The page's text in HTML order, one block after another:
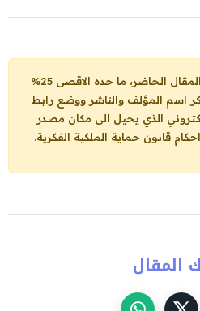
يمكنكم نشر مقتطفات من المقال الحاضر، ما حده الاقصى 25%
اسم المؤلف والناشر ووضع رابط
الذي يحيل الى مكان مصدر
قانون حماية الملكية الفكرية.
المقال